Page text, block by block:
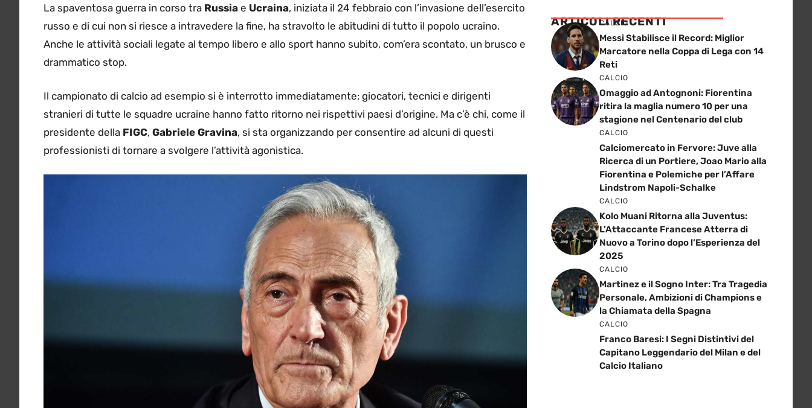
La spaventosa guerra in corso tra Russia e Ucraina, iniziata il 24 febbraio con l’invasione dell’esercito
russo e di cui non si riesce a intravedere la fine, ha stravolto le abitudini di tutto il popolo ucraino.
Anche le attività sociali legate al tempo libero e allo sport hanno subito, com’era scontato, un brusco e
drammatico stop.
Il campionato di calcio ad esempio si è interrotto immediatamente: giocatori, tecnici e dirigenti
stranieri di tutte le squadre ucraine hanno fatto ritorno nei rispettivi paesi d’origine. Ma c’è chi, come il
presidente della FIGC, Gabriele Gravina, si sta organizzando per consentire ad alcuni di questi
professionisti di tornare a svolgere l’attività agonistica.
ARTICOLI RECENTI
CALCIO
Messi Stabilisce il Record: Miglior
Marcatore nella Coppa di Lega con 14
Reti
CALCIO
Omaggio ad Antognoni: Fiorentina
ritira la maglia numero 10 per una
stagione nel Centenario del club
CALCIO
Calciomercato in Fervore: Juve alla
Ricerca di un Portiere, Joao Mario alla
Fiorentina e Polemiche per l’Affare
Lindstrom Napoli-Schalke
CALCIO
Kolo Muani Ritorna alla Juventus:
L’Attaccante Francese Atterra di
Nuovo a Torino dopo l’Esperienza del
2025
CALCIO
Martinez e il Sogno Inter: Tra Tragedia
Personale, Ambizioni di Champions e
la Chiamata della Spagna
CALCIO
Franco Baresi: I Segni Distintivi del
Capitano Leggendario del Milan e del
Calcio Italiano